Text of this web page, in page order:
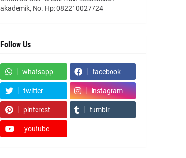
akademik, No. Hp: 082210027724
Follow Us
whatsapp facebook
twitter instagram
pinterest tumblr
youtube